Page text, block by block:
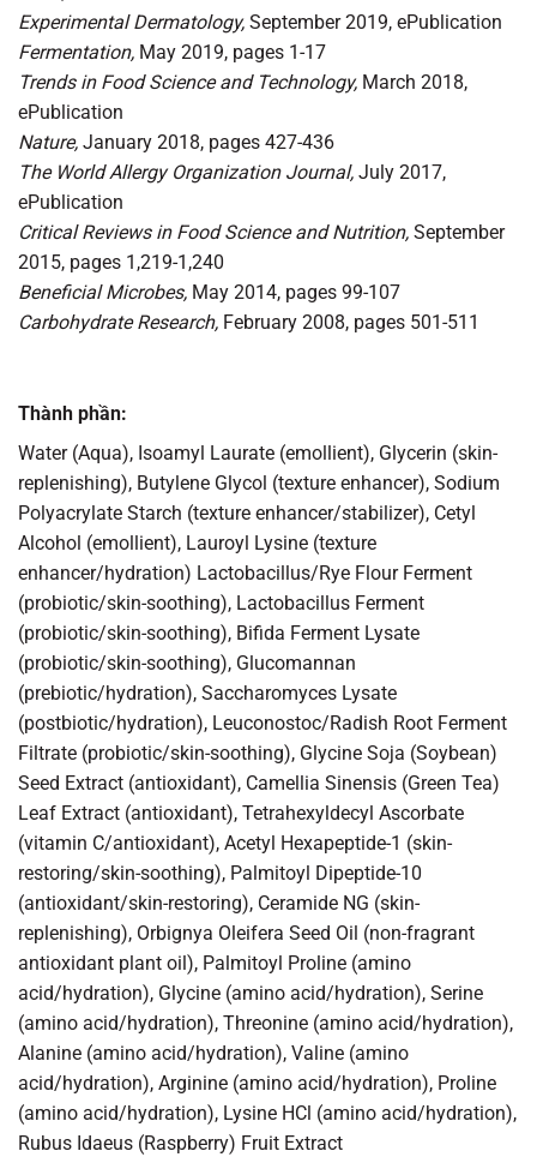
Experimental Dermatology, September 2019, ePublication
Fermentation, May 2019, pages 1-17
Trends in Food Science and Technology, March 2018,
ePublication
Nature, January 2018, pages 427-436
The World Allergy Organization Journal, July 2017,
ePublication
Critical Reviews in Food Science and Nutrition, September
2015, pages 1,219-1,240
Beneficial Microbes, May 2014, pages 99-107
Carbohydrate Research, February 2008, pages 501-511
Thành phần:
Water (Aqua), Isoamyl Laurate (emollient), Glycerin (skin-
replenishing), Butylene Glycol (texture enhancer), Sodium
Polyacrylate Starch (texture enhancer/stabilizer), Cetyl
Alcohol (emollient), Lauroyl Lysine (texture
enhancer/hydration) Lactobacillus/Rye Flour Ferment
(probiotic/skin-soothing), Lactobacillus Ferment
(probiotic/skin-soothing), Bifida Ferment Lysate
(probiotic/skin-soothing), Glucomannan
(prebiotic/hydration), Saccharomyces Lysate
(postbiotic/hydration), Leuconostoc/Radish Root Ferment
Filtrate (probiotic/skin-soothing), Glycine Soja (Soybean)
Seed Extract (antioxidant), Camellia Sinensis (Green Tea)
Leaf Extract (antioxidant), Tetrahexyldecyl Ascorbate
(vitamin C/antioxidant), Acetyl Hexapeptide-1 (skin-
restoring/skin-soothing), Palmitoyl Dipeptide-10
(antioxidant/skin-restoring), Ceramide NG (skin-
replenishing), Orbignya Oleifera Seed Oil (non-fragrant
antioxidant plant oil), Palmitoyl Proline (amino
acid/hydration), Glycine (amino acid/hydration), Serine
(amino acid/hydration), Threonine (amino acid/hydration),
Alanine (amino acid/hydration), Valine (amino
acid/hydration), Arginine (amino acid/hydration), Proline
(amino acid/hydration), Lysine HCl (amino acid/hydration),
Rubus Idaeus (Raspberry) Fruit Extract